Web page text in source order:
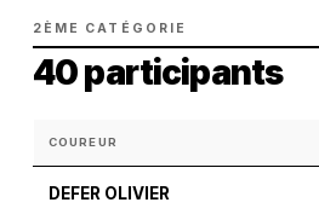
2ÈME CATÉGORIE
40 participants
COUREUR
DEFER OLIVIER